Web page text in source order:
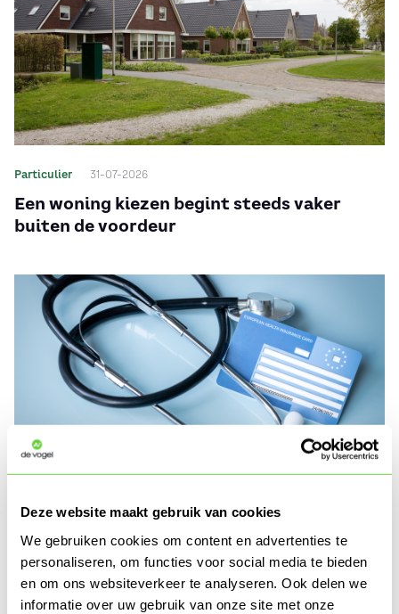
Deze website maakt gebruik van cookies
We gebruiken cookies om content en advertenties te
personaliseren, om functies voor social media te bieden
en om ons websiteverkeer te analyseren. Ook delen we
informatie over uw gebruik van onze site met onze
Een woning kiezen begint steeds vaker
buiten de voordeur
Particulier 31-07-2026
Veel vakantiegangers vergeten één
belangrijk document